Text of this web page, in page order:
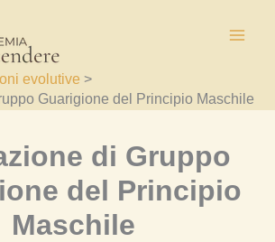
evolutive
Guarigione del Principio Maschile
di Gruppo
del Principio
Maschile